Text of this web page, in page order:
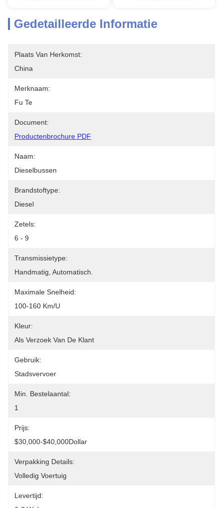
Gedetailleerde Informatie
Plaats Van Herkomst:
China
Merknaam:
Fu Te
Document:
Productenbrochure PDF
Naam:
Dieselbussen
Brandstoftype:
Diesel
Zetels:
6 - 9
Transmissietype:
Handmatig, Automatisch.
Maximale Snelheid:
100-160 Km/u
Kleur:
Als Verzoek Van De Klant
Gebruik:
Stadsvervoer
Min. Bestelaantal:
1
Prijs:
$30,000-$40,000Dollar
Verpakking Details:
Volledig Voertuig
Levertijd: